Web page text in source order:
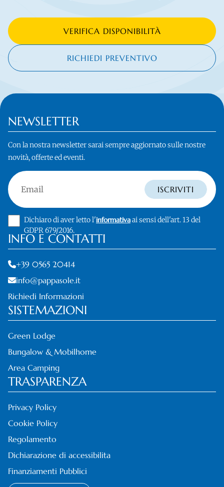
VERIFICA DISPONIBILITÀ
RICHIEDI PREVENTIVO
NEWSLETTER
Con la nostra newsletter sarai sempre aggiornato sulle nostre
novità, offerte ed eventi.
Email ISCRIVITI
Dichiaro di aver letto l'informativaai sensi dell'art. 13 del
GDPR 679/2016.
INFO E CONTATTI
+39 0565 20414
info@pappasole.it
Richiedi Informazioni
SISTEMAZIONI
Green Lodge
Bungalow & Mobilhome
Area Camping
TRASPARENZA
Privacy Policy
Cookie Policy
Regolamento
Dichiarazione di accessibilita
Finanziamenti Pubblici